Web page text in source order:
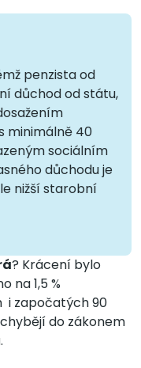
penzista od
důchod od státu,
minimálně 40
sociálním
důchodu je
nižší starobní
? Krácení bylo
na 1,5 %
i započatých 90
do zákonem